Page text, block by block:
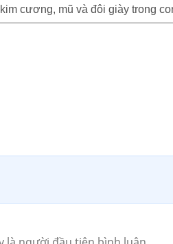
cương, mũ và đôi giày trong